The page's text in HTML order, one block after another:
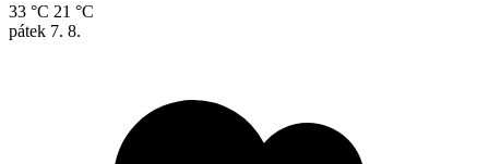
33 °C 21 °C
pátek 7. 8.